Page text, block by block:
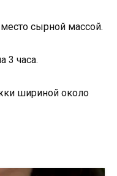
сырной массой.
3 часа.
шириной около